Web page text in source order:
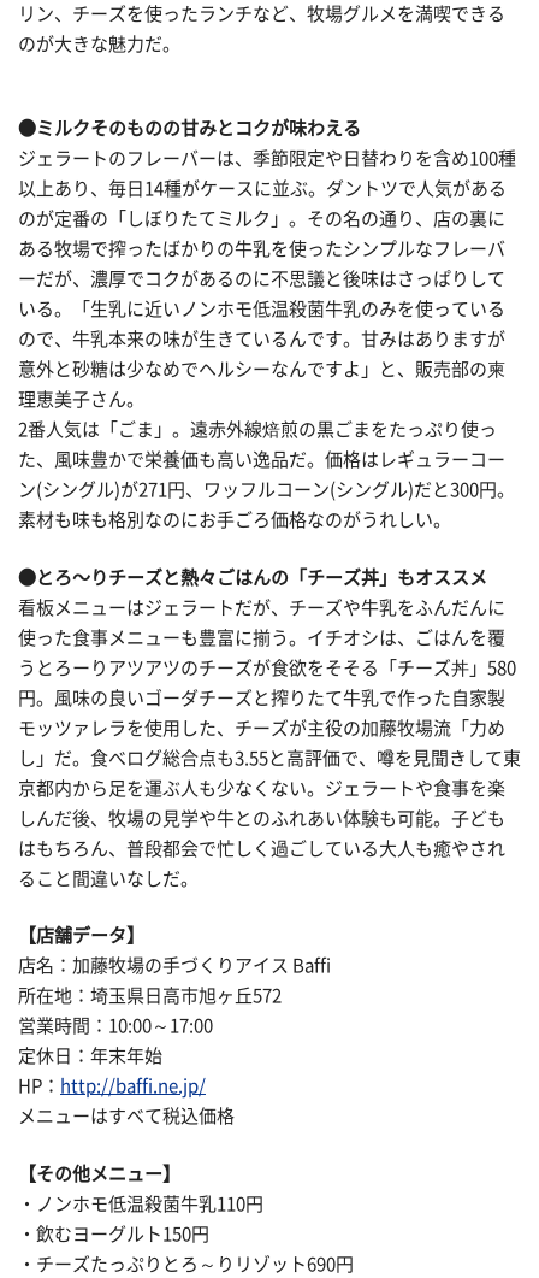
リン、チーズを使ったランチなど、牧場グルメを満喫できる
のが大きな魅力だ。
●ミルクそのものの甘みとコクが味わえる
ジェラートのフレーバーは、季節限定や日替わりを含め100種
以上あり、毎日14種がケースに並ぶ。ダントツで人気がある
のが定番の「しぼりたてミルク」。その名の通り、店の裏に
ある牧場で搾ったばかりの牛乳を使ったシンプルなフレーバ
ーだが、濃厚でコクがあるのに不思議と後味はさっぱりして
いる。「生乳に近いノンホモ低温殺菌牛乳のみを使っている
ので、牛乳本来の味が生きているんです。甘みはありますが
意外と砂糖は少なめでヘルシーなんですよ」と、販売部の柬
理恵美子さん。
2番人気は「ごま」。遠赤外線焙煎の黒ごまをたっぷり使っ
た、風味豊かで栄養価も高い逸品だ。価格はレギュラーコー
ン(シングル)が271円、ワッフルコーン(シングル)だと300円。
素材も味も格別なのにお手ごろ価格なのがうれしい。
●とろ～りチーズと熱々ごはんの「チーズ丼」もオススメ
看板メニューはジェラートだが、チーズや牛乳をふんだんに
使った食事メニューも豊富に揃う。イチオシは、ごはんを覆
うとろーりアツアツのチーズが食欲をそそる「チーズ丼」580
円。風味の良いゴーダチーズと搾りたて牛乳で作った自家製
モッツァレラを使用した、チーズが主役の加藤牧場流「力め
し」だ。食べログ総合点も3.55と高評価で、噂を見聞きして東
京都内から足を運ぶ人も少なくない。ジェラートや食事を楽
しんだ後、牧場の見学や牛とのふれあい体験も可能。子ども
はもちろん、普段都会で忙しく過ごしている大人も癒やされ
ること間違いなしだ。
【店舗データ】
店名：加藤牧場の手づくりアイス Baffi
所在地：埼玉県日高市旭ヶ丘572
営業時間：10:00～17:00
定休日：年末年始
HP： http://baffi.ne.jp/
メニューはすべて税込価格
【その他メニュー】
・ノンホモ低温殺菌牛乳110円
・飲むヨーグルト150円
・チーズたっぷりとろ～りリゾット690円